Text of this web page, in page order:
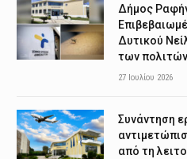
Δήμος
Δυτικού
των πολιτών
27 Ιουλίου 2026
Συνάντηση
από τη